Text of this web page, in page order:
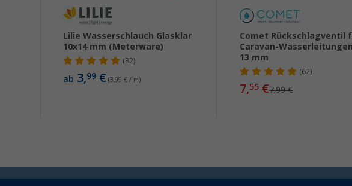
Lilie Wasserschlauch Glasklar
10x14 mm (Meterware)
(82)
ab 3,99€ (3,99 € / m)
Comet Rückschlagventil
Caravan-
13 mm
(62)
7,55 €7,99 €